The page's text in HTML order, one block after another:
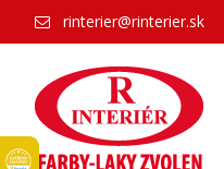
rinterier@rinterier.sk